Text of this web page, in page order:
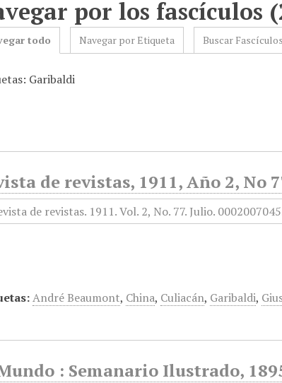
por los fascículos
todo Navegar por Etiqueta Buscar Fascículos
Garibaldi
de revistas, 1911, Año 2, No
André Beaumont, China, Culiacán, Garibaldi,
: Semanario Ilustrado,